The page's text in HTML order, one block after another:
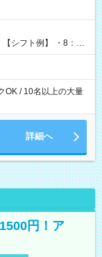
OK / 10名以上の大量
詳細へ
円！ア